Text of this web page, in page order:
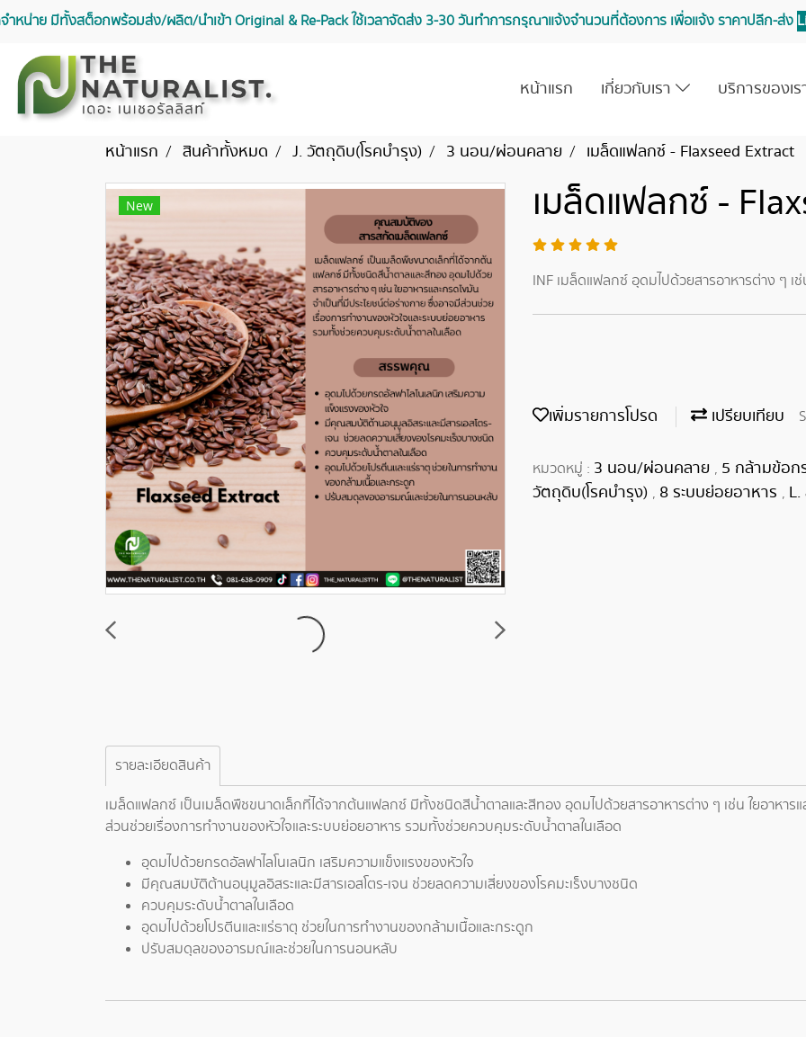
น่าย มีทั้งสต็อกพร้อมส่ง/ผลิต/นำเข้า Original & Re-Pack ใช้เวลาจัดส่ง 3-30 วันทำการ กรุณาแจ้งจำนวนที่ต้องการ เพื่อแจ้ง ราคาปลีก-ส่ง
หน้าแรก เกี่ยวกับเรา บริการของเ
หน้าแรก สินค้าทั้งหมด J. วัตถุดิบ(โรคบำรุง) 3 นอน/ผ่อนคลาย เมล็ดแฟลกซ์ - Flaxseed Extract
New เมล็ดแฟลกซ์ -
INF เมล็ดแฟลกซ์ อุดมไปด้วยสารอาหารต่าง ๆ เ
เพิ่มรายการโปรด เปรียบเทียบ
หมวดหมู่ : 3 นอน/ผ่อนคลาย , 5 กล้ามข้อก
วัตถุดิบ(โรคบำรุง) , 8 ระบบย่อยอาหาร ,
รายละเอียดสินค้า
เมล็ดแฟลกซ์ เป็นเมล็ดพืชขนาดเล็กที่ได้จากต้นแฟลกซ์ มีทั้งชนิดสีน้ำตาลและสีทอง อุดมไปด้วยสารอาหารต่าง ๆ เช่น ใยอาหาร
ส่วนช่วยเรื่องการทำงานของหัวใจและระบบย่อยอาหาร รวมทั้งช่วยควบคุมระดับน้ำตาลในเลือด
อุดมไปด้วยกรดอัลฟาไลโนเลนิก เสริมความแข็งแรงของหัวใจ
มีคุณสมบัติต้านอนุมูลอิสระและมีสารเอสโตร-เจน ช่วยลดความเสี่ยงของโรคมะเร็งบางชนิด
ควบคุมระดับน้ำตาลในเลือด
อุดมไปด้วยโปรตีนและแร่ธาตุ ช่วยในการทำงานของกล้ามเนื้อและกระดูก
ปรับสมดุลของอารมณ์และช่วยในการนอนหลับ